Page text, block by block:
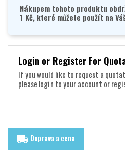
Nákupem tohoto produktu
1 Kč, které můžete použít na
Login or Register For
If you would like to request a
please login to your account or
local_shipping Doprava a cena